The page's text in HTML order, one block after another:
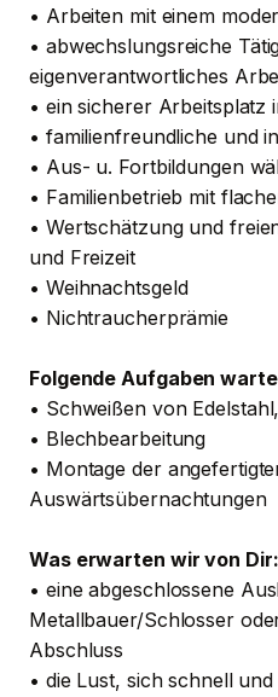
• Arbeiten mit einem
• abwechslungsreiche
eigenverantwortliches
• ein sicherer Arbeitsplatz
• familienfreundliche und
• Aus- u. Fortbildungen
• Familienbetrieb mit
• Wertschätzung und
und Freizeit
• Weihnachtsgeld
• Nichtraucherprämie
Folgende Aufgaben
• Schweißen von
• Blechbearbeitung
• Montage der
Auswärtsübernachtungen
Was erwarten wir von Dir:
• eine abgeschlossene
Metallbauer/Schlosser
Abschluss
• die Lust, sich schnell